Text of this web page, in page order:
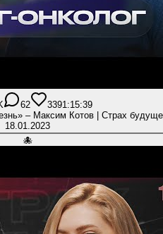
62 3391:15:39
– Максим Котов | Страх
18.01.2023
🐙